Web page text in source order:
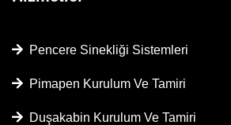
Pencere Sinekliği Sistemleri
Pimapen Kurulum Ve Tamiri
Duşakabin Kurulum Ve Tamiri